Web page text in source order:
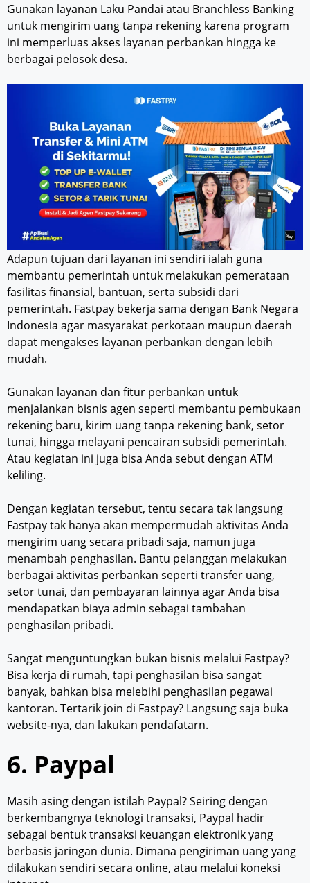
Gunakan layanan Laku Pandai atau Branchless Banking
untuk mengirim uang tanpa rekening karena program
ini memperluas akses layanan perbankan hingga ke
berbagai pelosok desa.
Adapun tujuan dari layanan ini sendiri ialah guna
membantu pemerintah untuk melakukan pemerataan
fasilitas finansial, bantuan, serta subsidi dari
pemerintah. Fastpay bekerja sama dengan Bank Negara
Indonesia agar masyarakat perkotaan maupun daerah
dapat mengakses layanan perbankan dengan lebih
mudah.
Gunakan layanan dan fitur perbankan untuk
menjalankan bisnis agen seperti membantu pembukaan
rekening baru, kirim uang tanpa rekening bank, setor
tunai, hingga melayani pencairan subsidi pemerintah.
Atau kegiatan ini juga bisa Anda sebut dengan ATM
keliling.
Dengan kegiatan tersebut, tentu secara tak langsung
Fastpay tak hanya akan mempermudah aktivitas Anda
mengirim uang secara pribadi saja, namun juga
menambah penghasilan. Bantu pelanggan melakukan
berbagai aktivitas perbankan seperti transfer uang,
setor tunai, dan pembayaran lainnya agar Anda bisa
mendapatkan biaya admin sebagai tambahan
penghasilan pribadi.
Sangat menguntungkan bukan bisnis melalui Fastpay?
Bisa kerja di rumah, tapi penghasilan bisa sangat
banyak, bahkan bisa melebihi penghasilan pegawai
kantoran. Tertarik join di Fastpay? Langsung saja buka
website-nya, dan lakukan pendafatarn.
6. Paypal
Masih asing dengan istilah Paypal? Seiring dengan
berkembangnya teknologi transaksi, Paypal hadir
sebagai bentuk transaksi keuangan elektronik yang
berbasis jaringan dunia. Dimana pengiriman uang yang
dilakukan sendiri secara online, atau melalui koneksi